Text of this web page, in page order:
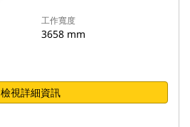
工作寬度
3658 mm
檢視詳細資訊